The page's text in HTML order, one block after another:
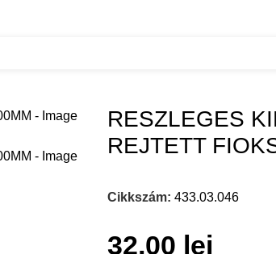
500MM
RESZLEGES
REJTETT
Cikkszám: 433.03.046
32,00 lei